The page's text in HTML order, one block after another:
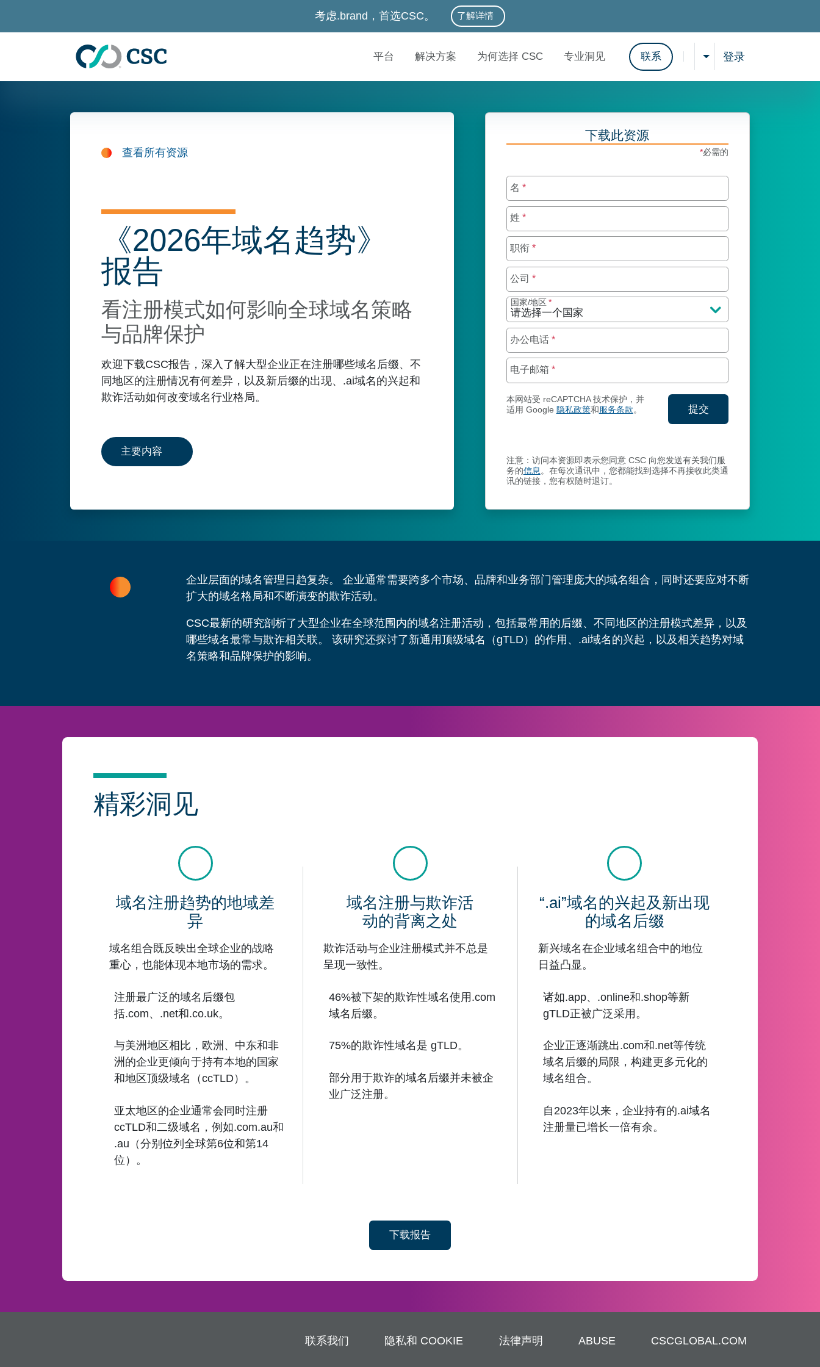
考虑.brand，首选CSC。 了解详情
平台 解决方案 为何选择 CSC 专业洞见 联系 显示搜索结果
选择语言
登录
查看所有资源
《2026年域名趋势》
报告
看注册模式如何影响全球域名策略
与品牌保护
欢迎下载CSC报告，深入了解大型企业正在注册哪些域名后缀、不
同地区的注册情况有何差异，以及新后缀的出现、.ai域名的兴起和
欺诈活动如何改变域名行业格局。
主要内容
下载此资源
*必需的
名 *
姓 *
职衔 *
公司 *
国家/地区 *
办公电话 *
电子邮箱 *
本网站受 reCAPTCHA 技术保护，并
适用 Google 隐私政策和 服务条款。
提交
交您的联系信息
注意：访问本资源即表示您同意 CSC 向您发送有关我们服
务的信息 。在每次通讯中，您都能找到选择不再接收此类通
讯的链接，您有权随时退订。
企业层面的域名管理日趋复杂。 企业通常需要跨多个市场、品牌和业务部门管理庞大的域名组合，同时还要应对不断
扩大的域名格局和不断演变的欺诈活动。
CSC最新的研究剖析了大型企业在全球范围内的域名注册活动，包括最常用的后缀、不同地区的注册模式差异，以及
哪些域名最常与欺诈相关联。 该研究还探讨了新通用顶级域名（gTLD）的作用、.ai域名的兴起，以及相关趋势对域
名策略和品牌保护的影响。
精彩洞见
域名注册趋势的地域差
异
域名组合既反映出全球企业的战略
重心，也能体现本地市场的需求。
注册最广泛的域名后缀包
括.com、.net和.co.uk。
与美洲地区相比，欧洲、中东和非
洲的企业更倾向于持有本地的国家
和地区顶级域名（ccTLD）。
亚太地区的企业通常会同时注册
ccTLD和二级域名，例如.com.au和
.au（分别位列全球第6位和第14
位）。
域名注册与欺诈活
动的背离之处
欺诈活动与企业注册模式并不总是
呈现一致性。
46%被下架的欺诈性域名使用.com
域名后缀。
75%的欺诈性域名是 gTLD。
部分用于欺诈的域名后缀并未被企
业广泛注册。
“.ai”域名的兴起及新出现
的域名后缀
新兴域名在企业域名组合中的地位
日益凸显。
诸如.app、.online和.shop等新
gTLD正被广泛采用。
企业正逐渐跳出.com和.net等传统
域名后缀的局限，构建更多元化的
域名组合。
自2023年以来，企业持有的.ai域名
注册量已增长一倍有余。
下载报告
联系我们 隐私和 COOKIE 法律声明 ABUSE CSCGLOBAL.COM